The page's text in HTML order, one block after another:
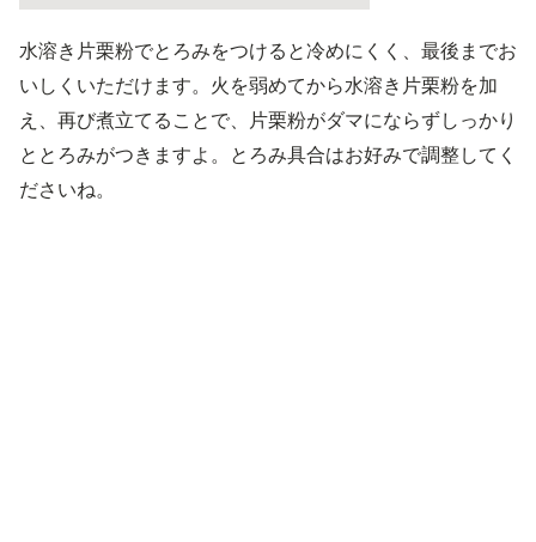
水溶き片栗粉でとろみをつけると冷めにくく、最後までお
いしくいただけます。火を弱めてから水溶き片栗粉を加
え、再び煮立てることで、片栗粉がダマにならずしっかり
ととろみがつきますよ。とろみ具合はお好みで調整してく
ださいね。